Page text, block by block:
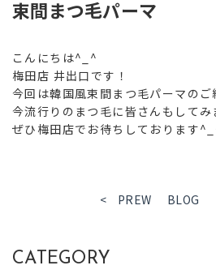
束間まつ毛パーマ
こんにちは^_^
梅田店 井出口です！
今回は韓国風束間まつ毛パーマのご
今流行りのまつ毛に皆さんもしてみ
ぜひ梅田店でお待ちしております
< PREW BLOG
CATEGORY